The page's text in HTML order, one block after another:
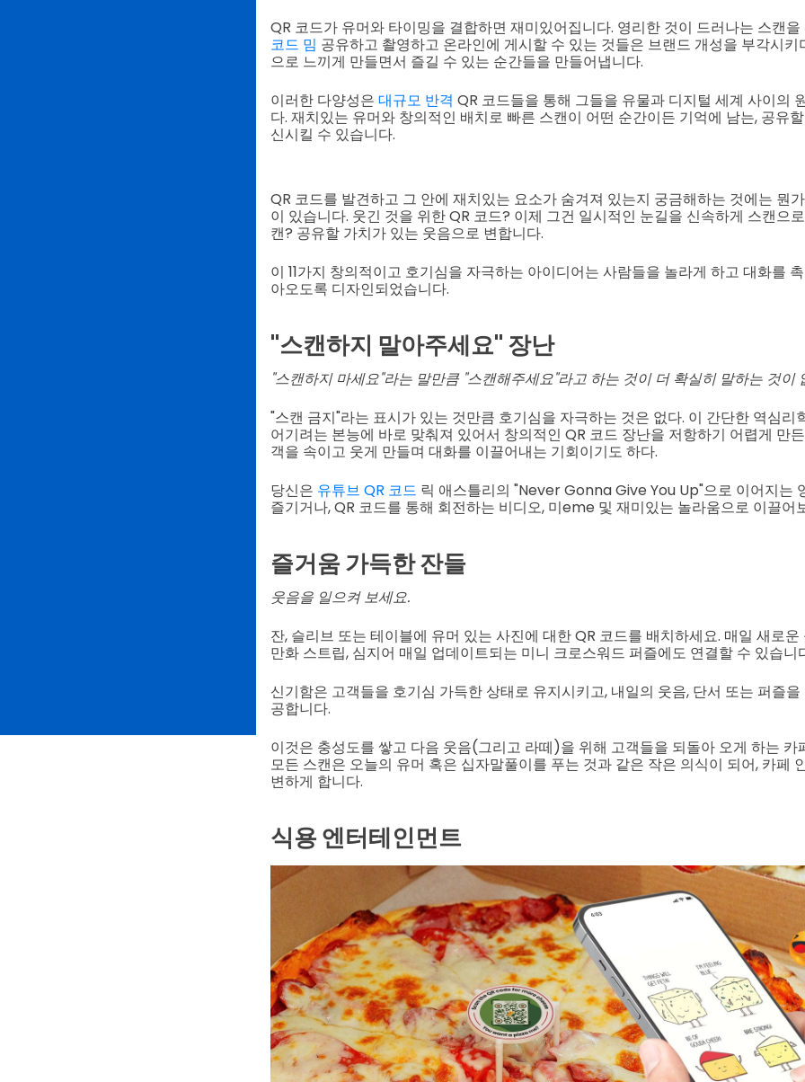
QR 코드가 유머와 타이밍을 결합하면 재미있어집니다. 영리한 것이 드러나는 스캔
코드 밈 공유하고 촬영하고 온라인에 게시할 수 있는 것들은 브랜드 개성을 부각시
으로 느끼게 만들면서 즐길 수 있는 순간들을 만들어냅니다.
이러한 다양성은 대규모 반격 QR 코드들을 통해 그들을 유물과 디지털 세계 사이의
다. 재치있는 유머와 창의적인 배치로 빠른 스캔이 어떤 순간이든 기억에 남는, 공유
신시킬 수 있습니다.
QR 코드를 발견하고 그 안에 재치있는 요소가 숨겨져 있는지 궁금해하는 것에는 뭔
이 있습니다. 웃긴 것을 위한 QR 코드? 이제 그건 일시적인 눈길을 신속하게 스캔으
캔? 공유할 가치가 있는 웃음으로 변합니다.
이 11가지 창의적이고 호기심을 자극하는 아이디어는 사람들을 놀라게 하고 대화를
아오도록 디자인되었습니다.
"스캔하지 말아주세요" 장난
"스캔하지 마세요"라는 말만큼 "스캔해주세요"라고 하는 것이 더 확실히 말하는 것이
"스캔 금지"라는 표시가 있는 것만큼 호기심을 자극하는 것은 없다. 이 간단한 역심리
어기려는 본능에 바로 맞춰져 있어서 창의적인 QR 코드 장난을 저항하기 어렵게 만
객을 속이고 웃게 만들며 대화를 이끌어내는 기회이기도 하다.
당신은 유튜브 QR 코드 릭 애스틀리의 "Never Gonna Give You Up"으로 이어지는
즐기거나, QR 코드를 통해 회전하는 비디오, 미eme 및 재미있는 놀라움으로 이끌어
즐거움 가득한 잔들
웃음을 일으켜 보세요.
잔, 슬리브 또는 테이블에 유머 있는 사진에 대한 QR 코드를 배치하세요. 매일 새로
만화 스트립, 심지어 매일 업데이트되는 미니 크로스워드 퍼즐에도 연결할 수 있습니
신기함은 고객들을 호기심 가득한 상태로 유지시키고, 내일의 웃음, 단서 또는 퍼즐
공합니다.
이것은 충성도를 쌓고 다음 웃음(그리고 라떼)을 위해 고객들을 되돌아 오게 하는 카
모든 스캔은 오늘의 유머 혹은 십자말풀이를 푸는 것과 같은 작은 의식이 되어, 카페
변하게 합니다.
식용 엔터테인먼트